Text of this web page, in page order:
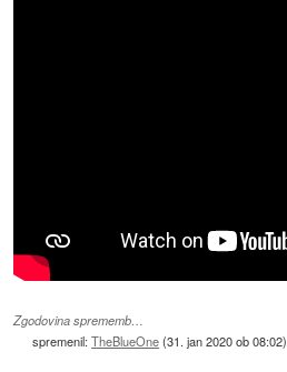
Zgodovina sprememb…
spremenil:TheBlueOne(31. jan 2020 ob 08:02)